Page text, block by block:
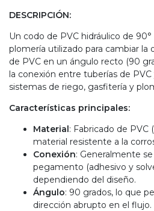
DESCRIPCIÓN:
Un codo de PVC hidráulico de
plomería utilizado para cambiar la
de PVC en un ángulo recto (90
la conexión entre tuberías de
sistemas de riego, gasfitería y
Características principales:
Material: Fabricado de PVC
material resistente a la
Conexión: Generalmente
pegamento (adhesivo y
dependiendo del diseño.
Ángulo: 90 grados, lo que
dirección abrupto en el flujo.